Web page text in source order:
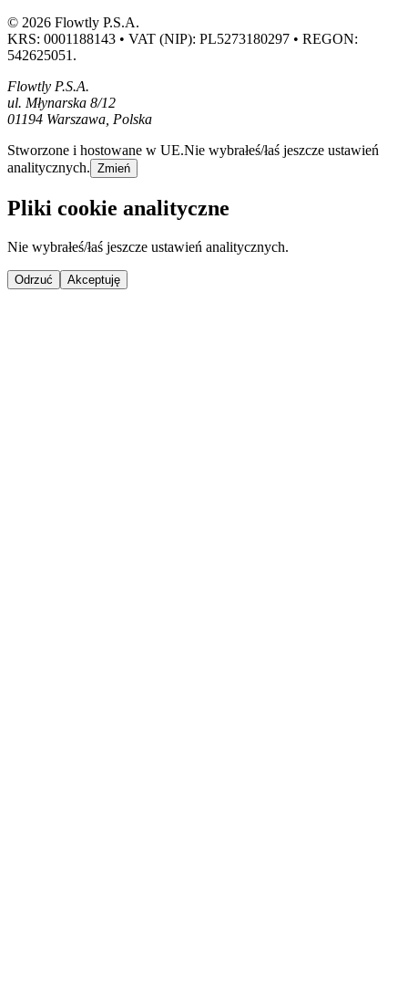
© 2026 Flowtly P.S.A.
KRS: 0001188143 • VAT (NIP): PL5273180297 • REGON:
542625051.
Flowtly P.S.A.
ul. Młynarska 8/12
01194 Warszawa, Polska
Stworzone i hostowane w UE.Nie wybrałeś/łaś jeszcze ustawień
analitycznych. Zmień
Pliki cookie analityczne
Nie wybrałeś/łaś jeszcze ustawień analitycznych.
Odrzuć Akceptuję